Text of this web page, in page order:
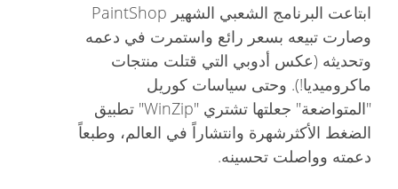
ابتاعت البرنامج الشعبي الشهير PaintShop
وصارت تبيعه بسعر رائع واستمرت في دعمه
وتحديثه (عكس أدوبي التي قتلت منتجات
ماكروميديا!). وحتى سياسات كوريل
"المتواضعة" جعلتها تشتري "WinZip" تطبيق
الضغط الأكثرشهرة وانتشاراً في العالم، وطبعاً
دعمته وواصلت تحسينه.